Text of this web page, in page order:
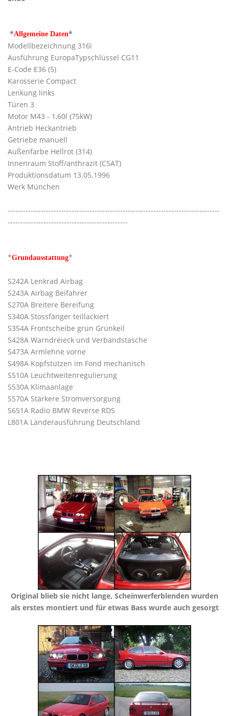
*Allgemeine Daten*
Modellbezeichnung 316i
Ausführung EuropaTypschlüssel CG11
E-Code E36 (5)
Karosserie Compact
Lenkung links
Türen 3
Motor M43 - 1,60l (75kW)
Antrieb Heckantrieb
Getriebe manuell
Außenfarbe Hellrot (314)
Innenraum Stoff/anthrazit (C5AT)
Produktionsdatum 13.05.1996
Werk München
-----------------------------------------------------------------------------------
-----------------------------------------------
*Grundausstattung*
S242A Lenkrad Airbag
S243A Airbag Beifahrer
S270A Breitere Bereifung
S340A Stossfänger teillackiert
S354A Frontscheibe grün Grünkeil
S428A Warndreieck und Verbandstasche
S473A Armlehne vorne
S498A Kopfstützen im Fond mechanisch
S510A Leuchtweitenregulierung
S530A Klimaanlage
S570A Stärkere Stromversorgung
S651A Radio BMW Reverse RDS
L801A Länderausführung Deutschland
​Original blieb sie nicht lange, Scheinwerferblenden wurden
als erstes montiert und für etwas Bass wurde auch gesorgt